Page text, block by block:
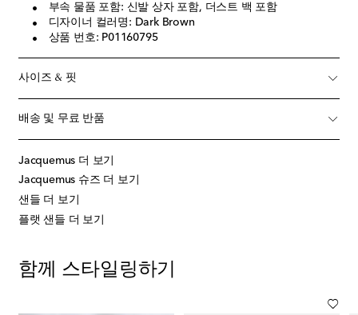
부속 물품 포함: 신발 상자 포함, 더스트 백 포함
디자이너 컬러명: Dark Brown
상품 번호: P01160795
사이즈 & 핏
배송 및 무료 반품
Jacquemus 더 보기
Jacquemus 슈즈 더 보기
샌들 더 보기
플랫 샌들 더 보기
함께 스타일링하기